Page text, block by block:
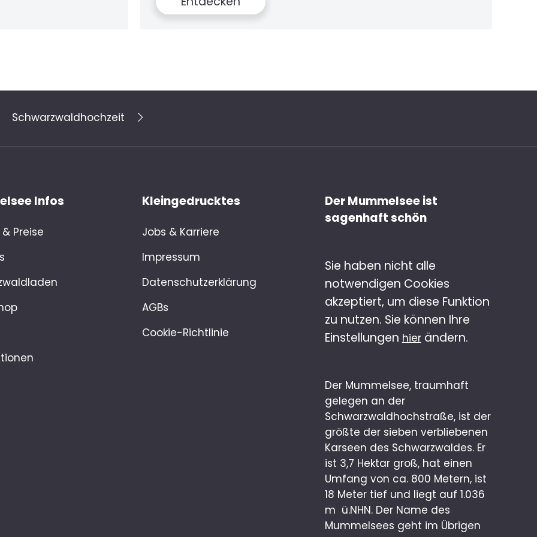
Schwarzwaldhochzeit
Infos
Preise
Kleingedrucktes
Jobs & Karriere
Impressum
Datenschutzerklärung
AGBs
Cookie-Richtlinie
Der Mummelsee ist
sagenhaft schön
Sie haben nicht alle
notwendigen Cookies
akzeptiert, um diese Funktion
zu nutzen. Sie können Ihre
Einstellungen hierändern.
Der Mummelsee, traumhaft
gelegen an der
Schwarzwaldhochstraße, ist der
größte der sieben verbliebenen
Karseen des Schwarzwaldes. Er
ist 3,7 Hektar groß, hat einen
Umfang von ca. 800 Metern, ist
18 Meter tief und liegt auf 1.036
m ü.NHN. Der Name des
Mummelsees geht im Übrigen